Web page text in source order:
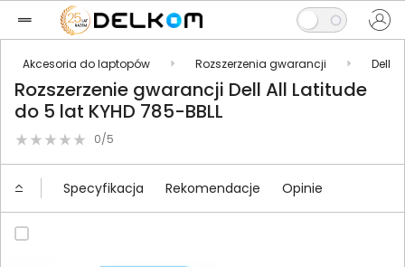
Akcesoria do laptopów Rozszerzenia gwarancji Dell
Rozszerzenie gwarancji Dell All Latitude
do 5 lat KYHD 785-BBLL
0/5
Specyfikacja Rekomendacje Opinie